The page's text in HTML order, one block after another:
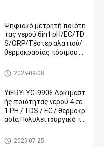
Ψηφιακό μετρητή ποιότη
τας νερού 6in1 pH/EC/TD
S/ORP/Τέστερ αλατιού/
θερμοκρασίας πόσιμου νε
μετρητής ποιότητας νερού
2025-09-08
YiERYi YG-9908 Δοκιμαστ
ής ποιότητας νερού 4 σε
1 PH / TDS / EC / θερμοκρ
ασία Πολυλειτουργικό πέ
βεια φορητό σχέδιο
Ψηφιακός μετρητής pH
2025-07-25